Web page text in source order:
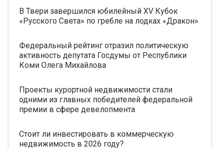
В Твери завершился юбилейный XV Кубок
«Русского Света» по гребле на лодках «Дракон»
Федеральный рейтинг отразил политическую
активность депутата Госдумы от Республики
Коми Олега Михайлова
Проекты курортной недвижимости стали
одними из главных победителей федеральной
премии в сфере девелопмента
Стоит ли инвестировать в коммерческую
недвижимость в 2026 году?